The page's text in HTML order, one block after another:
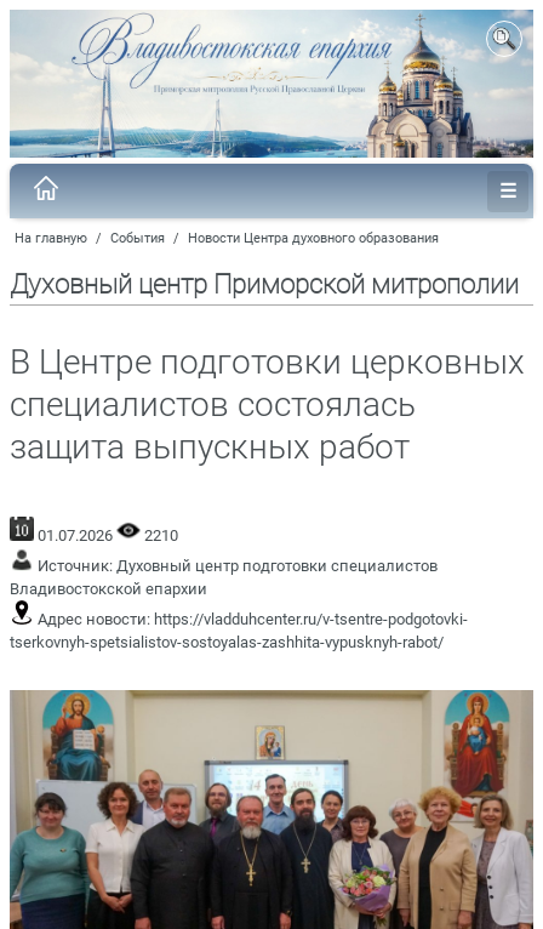
На главную / События / Новости Центра духовного образования
Духовный центр Приморской митрополии
В Центре подготовки церковных
специалистов состоялась
защита выпускных работ
01.07.2026
2210
Источник: Духовный центр подготовки специалистов
Владивостокской епархии
Адрес новости: https://vladduhcenter.ru/v-tsentre-podgotovki-
tserkovnyh-spetsialistov-sostoyalas-zashhita-vypusknyh-rabot/